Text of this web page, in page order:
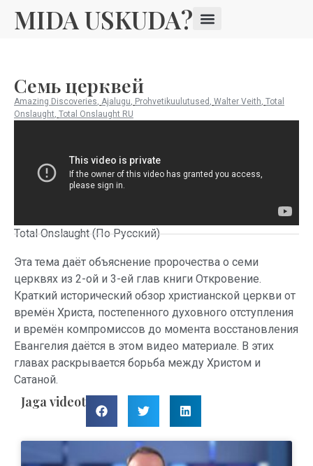
MIDA USKUDA?
Семь церквей
Amazing Discoveries, Ajalugu, Prohvetikuulutused , Walter Veith, Total
Onslaught, Total Onslaught RU
Total Onslaught (По Русский)
Эта тема даёт объяснение пророчества о семи
церквях из 2-ой и 3-ей глав книги Откровение.
Краткий исторический обзор христианской церкви от
времён Христа, постепенного духовного отступления
и времён компромиссов до момента восстановления
Евангелия даётся в этом видео материале. В этих
главах раскрывается борьба между Христом и
Сатаной.
Jaga videot